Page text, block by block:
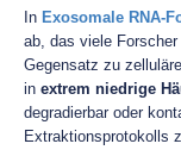
In Exosomale RNA-
ab, das viele Forscher
Gegensatz zu
in extrem niedrige
degradierbar oder
Extraktionsprotokolls